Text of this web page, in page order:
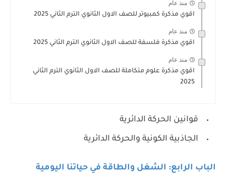
منذ عام
اقوي مذكرة كمبيوتر للصف الاول الثانوي الترم الثاني 2025
منذ عام
اقوي مذكرة فلسفة للصف الاول الثانوي الترم الثاني 2025
منذ عام
اقوي مذكرة علوم متكاملة للصف الاول الثانوي الترم الثاني
2025
قوانين الحركة الدائرية
الجاذبية الكونية والحركة الدائرية
الباب الرابع: الشغل والطاقة في حياتنا اليومية